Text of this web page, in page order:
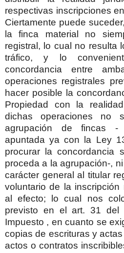
respectivas inscripciones
Ciertamente puede
la finca material no
registral, lo cual no resulta
tráfico, y lo
concordancia entre
operaciones registrales
hacer posible la
Propiedad con la
dichas operaciones no
agrupación de fincas -
apuntada ya con la Ley
procurar la concordancia
proceda a la agrupación-,
carácter general al titular
voluntario de la inscripción
al efecto; lo cual nos
previsto en el art. 31 del
Impuesto , en cuanto se
copias de escrituras y
actos o contratos